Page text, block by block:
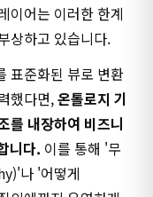
이어는 이러한 한계
상하고 있습니다.
표준화된 뷰로 변환
했다면,온톨로지 기
를 내장하여 비즈니
니다. 이를 통해 '무
나 '어떻게